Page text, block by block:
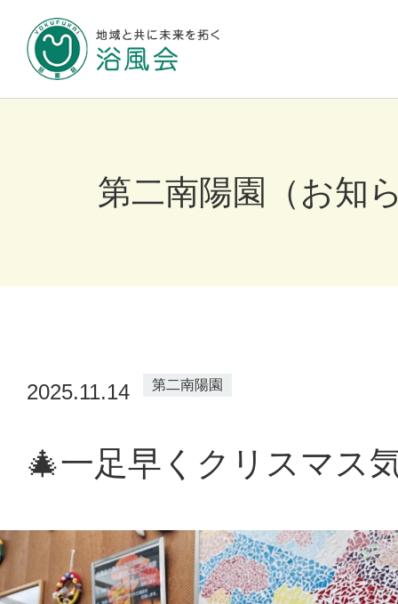
浴風会について
採用情報
第二南陽園（お知
2025.11.14 第二南陽園
🎄一足早くクリスマス